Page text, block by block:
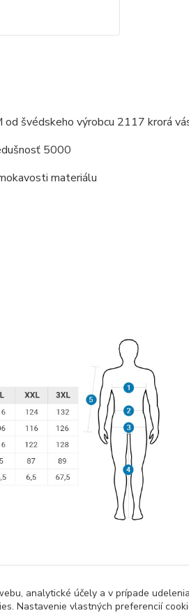
švédskeho výrobcu 2117 krorá
5000
materiálu
analytické účely a v prípade
Nastavenie vlastných preferencií